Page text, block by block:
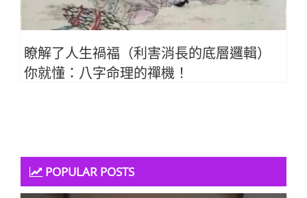
瞭解了人生禍福（利害消長的底層邏輯）
你就懂：八字命理的禪機！
POPULAR POSTS